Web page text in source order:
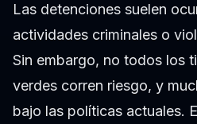
Las detenciones suelen
actividades criminales o
Sin embargo, no todos los
verdes corren riesgo, y
bajo las políticas actuales.